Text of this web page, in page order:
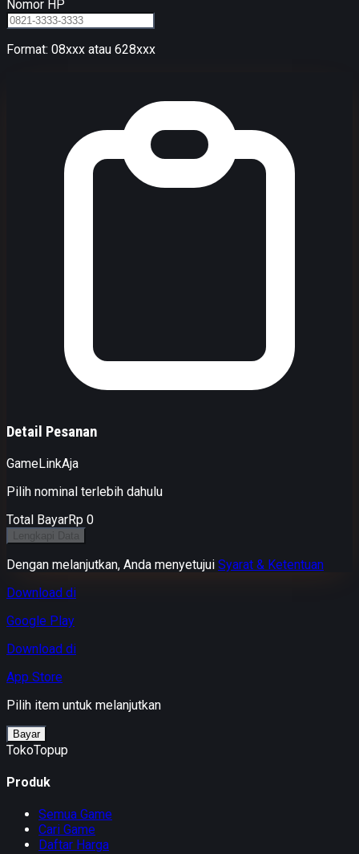
Nomor HP
Format: 08xxx atau 628xxx
Detail Pesanan
GameLinkAja
Pilih nominal terlebih dahulu
Total BayarRp 0
Lengkapi Data
Dengan melanjutkan, Anda menyetujui Syarat & Ketentuan
Download di
Google Play
Download di
App Store
Pilih item untuk melanjutkan
Bayar
TokoTopup
Produk
Semua Game
Cari Game
Daftar Harga